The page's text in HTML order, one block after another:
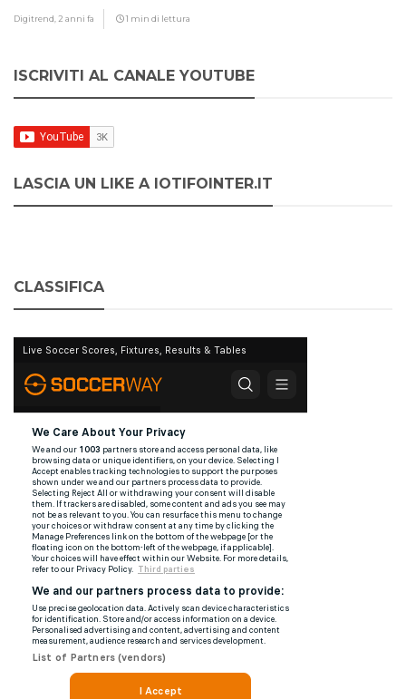
Digitrend, 2 anni fa 1 min di lettura
ISCRIVITI AL CANALE YOUTUBE
LASCIA UN LIKE A IOTIFOINTER.IT
CLASSIFICA